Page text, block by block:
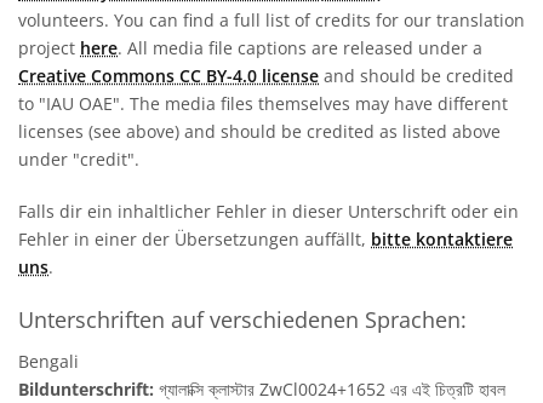
volunteers. You can find a full list of credits for our translation
project here. All media file captions are released under a
Creative Commons CC BY-4.0 license and should be credited
to "IAU OAE". The media files themselves may have different
licenses (see above) and should be credited as listed above
under "credit".
Falls dir ein inhaltlicher Fehler in dieser Unterschrift oder ein
Fehler in einer der Übersetzungen auffällt, bitte kontaktiere
uns.
Unterschriften auf verschiedenen Sprachen:
Bengali
Bildunterschrift: গ্যালাক্সি ক্লাস্টার ZwCl0024+1652 এর এই চিত্রটি হাবল